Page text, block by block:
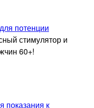
потенции
стимулятор и
60+!